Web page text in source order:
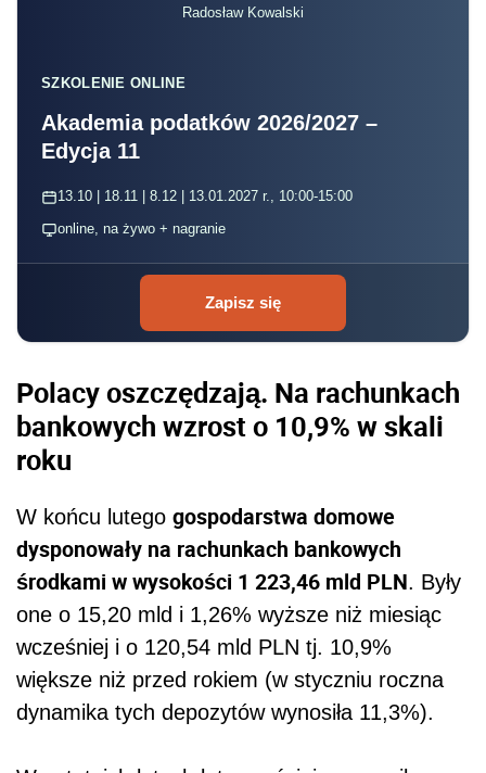
Radosław Kowalski
SZKOLENIE ONLINE
Akademia podatków 2026/2027 –
Edycja 11
13.10 | 18.11 | 8.12 | 13.01.2027 r., 10:00-15:00
online, na żywo + nagranie
Zapisz się
Polacy oszczędzają. Na rachunkach
bankowych wzrost o 10,9% w skali
roku
W końcu lutego gospodarstwa domowe
dysponowały na rachunkach bankowych
środkami w wysokości 1 223,46 mld PLN. Były
one o 15,20 mld i 1,26% wyższe niż miesiąc
wcześniej i o 120,54 mld PLN tj. 10,9%
większe niż przed rokiem (w styczniu roczna
dynamika tych depozytów wynosiła 11,3%).